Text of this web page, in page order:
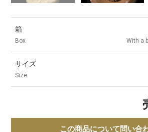
箱
Box With a
サイズ
Size
この商品について問い合